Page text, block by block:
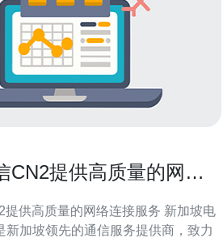
CN2提供高质量的网络
高质量的网络连接服务 新加坡电
新加坡领先的通信服务提供商，致力